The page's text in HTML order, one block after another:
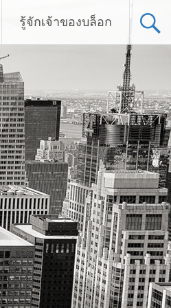
รู้จักเจ้าของบล็อก